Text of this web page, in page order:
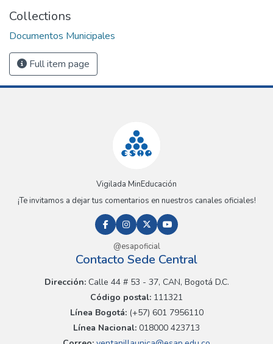
Collections
Documentos Municipales
Full item page
Vigilada MinEducación
¡Te invitamos a dejar tus comentarios en nuestros canales oficiales!
@esapoficial
Contacto Sede Central
Dirección:Calle 44 # 53 - 37, CAN, Bogotá D.C.
Código postal: 111321
Línea Bogotá:(+57) 601 7956110
Línea Nacional: 018000 423713